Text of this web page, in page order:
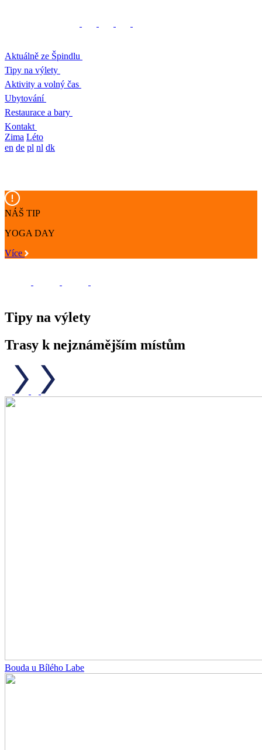
Aktuálně ze Špindlu
Tipy na výlety
Aktivity a volný čas
Ubytování
Restaurace a bary
Kontakt
Zima Léto
en de pl nl dk
NÁŠ TIP
YOGA DAY
Více
Tipy na výlety
Trasy k nejznámějším místům
Bouda u Bílého Labe